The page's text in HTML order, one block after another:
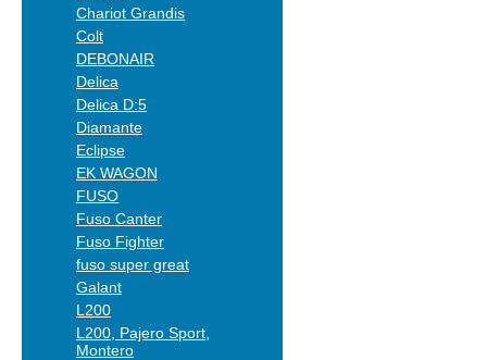
Chariot Grandis
Colt
DEBONAIR
Delica
Delica D:5
Diamante
Eclipse
EK WAGON
FUSO
Fuso Canter
Fuso Fighter
fuso super great
Galant
L200
L200, Pajero Sport,
Montero